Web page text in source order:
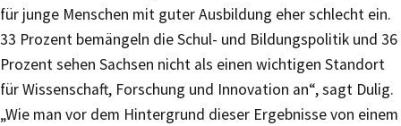
für junge Menschen mit guter Ausbildung eher schlecht ein.
33 Prozent bemängeln die Schul- und Bildungspolitik und 36
Prozent sehen Sachsen nicht als einen wichtigen Standort
für Wissenschaft, Forschung und Innovation an“, sagt Dulig.
„Wie man vor dem Hintergrund dieser Ergebnisse von einem